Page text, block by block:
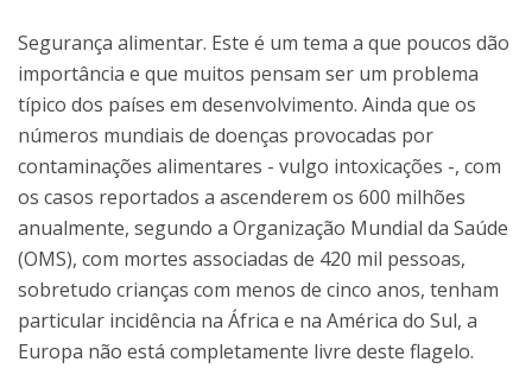
Segurança alimentar. Este é um tema a que poucos dão
importância e que muitos pensam ser um problema
típico dos países em desenvolvimento. Ainda que os
números mundiais de doenças provocadas por
contaminações alimentares - vulgo intoxicações -, com
os casos reportados a ascenderem os 600 milhões
anualmente, segundo a Organização Mundial da Saúde
(OMS), com mortes associadas de 420 mil pessoas,
sobretudo crianças com menos de cinco anos, tenham
particular incidência na África e na América do Sul, a
Europa não está completamente livre deste flagelo.